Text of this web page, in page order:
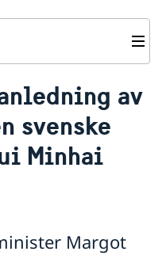
kort vuxna (över 18
kort barn (under 18
(april 2026)
för personer med
personer födda
om ett första
av
svenske
Minhai
Margot